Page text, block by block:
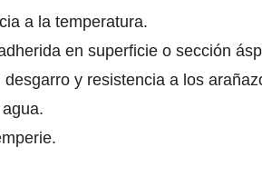
a la temperatura.
en superficie o sección
y resistencia a los